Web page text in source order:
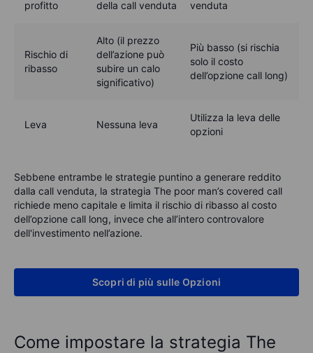
profitto
della call venduta
venduta
Rischio di
ribasso
Alto (il prezzo
dell’azione può
subire un calo
significativo)
Più basso (si rischia
solo il costo
dell’opzione call long)
Leva Nessuna leva
Utilizza la leva delle
opzioni
Sebbene entrambe le strategie puntino a generare reddito
dalla call venduta, la strategia The poor man’s covered call
richiede meno capitale e limita il rischio di ribasso al costo
dell’opzione call long, invece che all’intero controvalore
dell'investimento nell’azione.
Scopri di più sulle Opzioni
Come impostare la strategia The